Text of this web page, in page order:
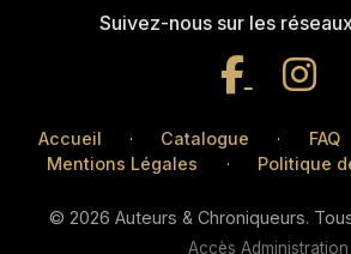
Suivez-nous sur les
Accueil · Catalogue · FAQ
Mentions Légales
· Politique
© 2026 Auteurs & Chroniqueurs.
Accès Administration